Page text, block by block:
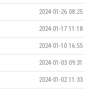
2024-01-26 08:25
2024-01-17 11:18
2024-01-10 16:55
2024-01-03 09:31
2024-01-02 11:33